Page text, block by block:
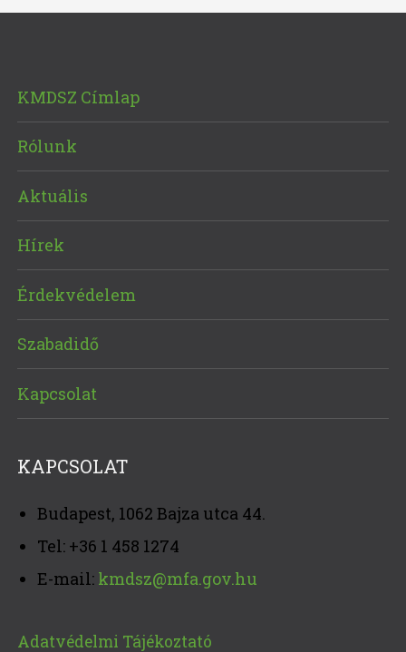
KMDSZ Címlap
Rólunk
Aktuális
Hírek
Érdekvédelem
Szabadidő
Kapcsolat
KAPCSOLAT
Budapest, 1062 Bajza utca 44.
Tel: +36 1 458 1274
E-mail: kmdsz@mfa.gov.hu
Adatvédelmi Tájékoztató